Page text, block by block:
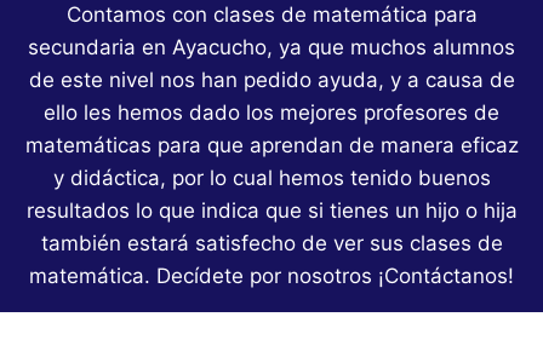
Contamos con clases de matemática para
secundaria en Ayacucho, ya que muchos alumnos
de este nivel nos han pedido ayuda, y a causa de
ello les hemos dado los mejores profesores de
matemáticas para que aprendan de manera eficaz
y didáctica, por lo cual hemos tenido buenos
resultados lo que indica que si tienes un hijo o hija
también estará satisfecho de ver sus clases de
matemática. Decídete por nosotros ¡Contáctanos!